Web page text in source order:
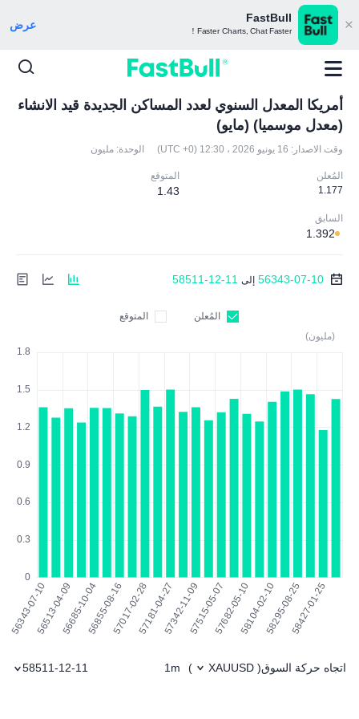
FastBull
Faster Charts, Chat Faster！ عرض
أمريكا المعدل السنوي لعدد المساكن الجديدة قيد الانشاء
(معدل موسميا) (مايو)
وقت الاصدار: 16 يونيو 2026 ، 12:30 (UTC +0) الوحدة: مليون
المُعلن
1.177
المتوقع
1.43
السابق
1.392
56343-07-10 إلى 58511-12-11
المُعلن
المتوقع
(مليون)
اتجاه حركة السوق(
XAUUSD
)
1m
58511-12-11